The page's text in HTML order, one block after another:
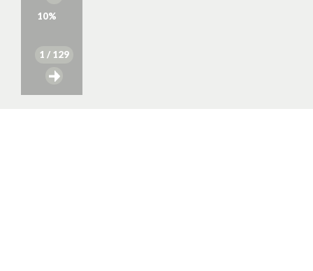
10%
1 / 129